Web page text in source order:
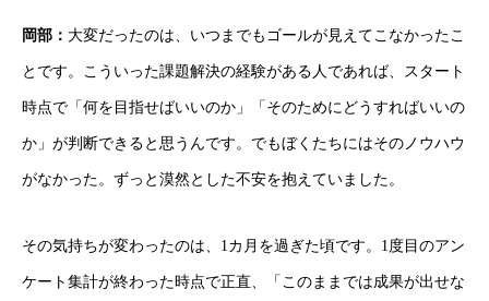
岡部： 大変だったのは、いつまでもゴールが見えてこなかったこ
とです。こういった課題解決の経験がある人であれば、スタート
時点で「何を目指せばいいのか」「そのためにどうすればいいの
か」が判断できると思うんです。でもぼくたちにはそのノウハウ
がなかった。ずっと漠然とした不安を抱えていました。
その気持ちが変わったのは、1カ月を過ぎた頃です。1度目のアン
ケート集計が終わった時点で正直、「このままでは成果が出せな